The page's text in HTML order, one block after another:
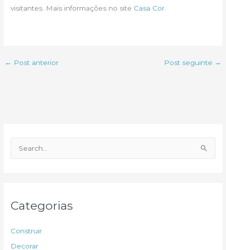
visitantes. Mais informações no site Casa Cor
← Post anterior Post seguinte →
e
Categorias
Construir
Decorar